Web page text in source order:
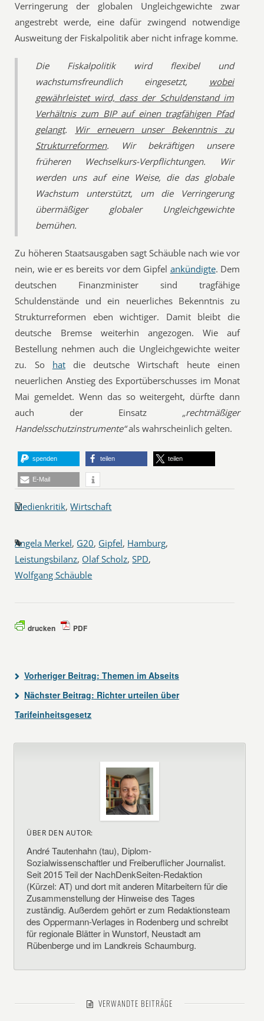
Verringerung der globalen Ungleichgewichte zwar
angestrebt werde, eine dafür zwingend notwendige
Ausweitung der Fiskalpolitik aber nicht infrage komme.
Die Fiskalpolitik wird flexibel und
wachstumsfreundlich eingesetzt,
wobei
gewährleistet wird, dass der Schuldenstand im
Verhältnis zum BIP auf einen tragfähigen Pfad
gelangt.
Wir erneuern unser Bekenntnis zu
Strukturreformen. Wir bekräftigen unsere
früheren Wechselkurs-Verpflichtungen. Wir
werden uns auf eine Weise, die das globale
Wachstum unterstützt, um die Verringerung
übermäßiger globaler Ungleichgewichte
bemühen.
Zu höheren Staatsausgaben sagt Schäuble nach wie vor
nein, wie er es bereits vor dem Gipfel ankündigte. Dem
deutschen Finanzminister sind tragfähige
Schuldenstände und ein neuerliches Bekenntnis zu
Strukturreformen eben wichtiger. Damit bleibt die
deutsche Bremse weiterhin angezogen. Wie auf
Bestellung nehmen auch die Ungleichgewichte weiter
zu. So hatdie deutsche Wirtschaft heute einen
neuerlichen Anstieg des Exportüberschusses im Monat
Mai gemeldet. Wenn das so weitergeht, dürfte dann
auch der Einsatz „rechtmäßiger
Handelsschutzinstrumente“als wahrscheinlich gelten.
spenden teilen teilen
E-Mail
Medienkritik,Wirtschaft
Angela Merkel, G20, Gipfel, Hamburg,
Leistungsbilanz, Olaf Scholz,SPD,
Wolfgang Schäuble
drucken PDF
Vorheriger Beitrag: Themen im Abseits
Nächster Beitrag: Richter urteilen über
Tarifeinheitsgesetz
ÜBER DEN AUTOR:
André Tautenhahn (tau), Diplom-
Sozialwissenschaftler und Freiberuflicher Journalist.
Seit 2015 Teil der NachDenkSeiten-Redaktion
(Kürzel: AT) und dort mit anderen Mitarbeitern für die
Zusammenstellung der Hinweise des Tages
zuständig. Außerdem gehört er zum Redaktionsteam
des Oppermann-Verlages in Rodenberg und schreibt
für regionale Blätter in Wunstorf, Neustadt am
Rübenberge und im Landkreis Schaumburg.
VERWANDTE BEITRÄGE